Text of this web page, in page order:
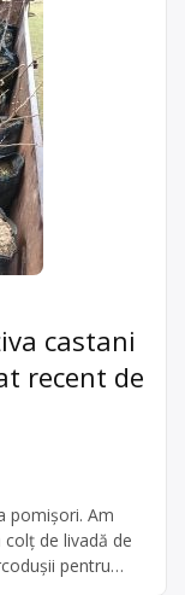
castani
recent de
pomișori. Am
de livadă de
pentru